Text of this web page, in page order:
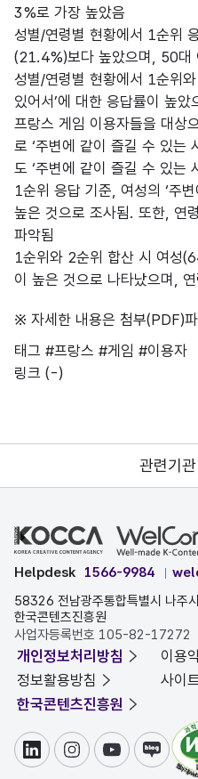
3%로 가장 높았음
성별/연령별 현황에서 1순위
(21.4%)보다 높았으며, 50대
성별/연령별 현황에서 1순위
있어서’에 대한 응답률이 높
프랑스 게임 이용자들을 대상
로 ‘주변에 같이 즐길 수 있는
도 ‘주변에 같이 즐길 수 있는
1순위 응답 기준, 여성의 ‘주
높은 것으로 조사됨. 또한, 연
파악됨
1순위와 2순위 합산 시 여성
이 높은 것으로 나타났으며,
※ 자세한 내용은 첨부(PDF)
태그 #프랑스 #게임 #이용자
링크 (-)
관련기관
Helpdesk 1566-9984
58326 전남광주통합특별시 나주
한국콘텐츠진흥원
사업자등록번호 105-82-17272
개인정보처리방침
이용
정보활용방침
사이
한국콘텐츠진흥원
링크드인인스타그램
유튜브블로그